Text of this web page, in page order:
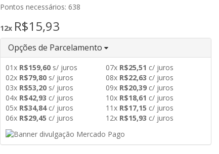
Pontos necessários: 638
12x R$15,93
Opções de Parcelamento
01x R$159,60 s/ juros
02x R$79,80 s/ juros
03x R$53,20 s/ juros
04x R$42,93 c/ juros
05x R$34,84c/ juros
06x R$29,45 c/ juros
07x R$25,51 c/ juros
08x R$22,63 c/ juros
09x R$20,39 c/ juros
10x R$18,61 c/ juros
11x R$17,15 c/ juros
12x R$15,93 c/ juros